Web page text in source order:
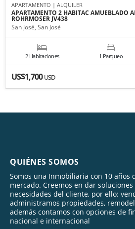
APARTAMENTO | ALQUILER
APARTAMENTO 2 HABITAC AMUEBLADO
ROHRMOSER JV438
San José, San José
2 Habitaciones 1 Parqueo
US$1,700USD
QUIÉNES SOMOS
Somos una Inmobiliaria con 10 años
mercado. Creemos en dar soluciones
necesidades del cliente, por ello:
administramos propiedades,
además contamos con opciones de
nacional e internacional